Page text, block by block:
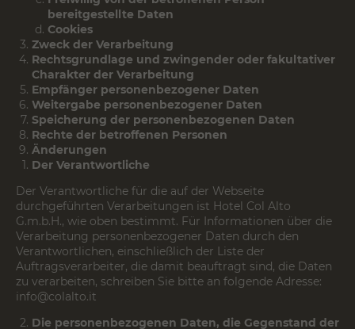
bereitgestellte Daten
Cookies
Zweck der Verarbeitung
Rechtsgrundlage und zwingender oder fakultativer
Charakter der Verarbeitung
Empfänger personenbezogener Daten
Weitergabe personenbezogener Daten
Speicherung der personenbezogenen Daten
Rechte der betroffenen Personen
Änderungen
Der Verantwortliche
Der Verantwortliche für die auf der Webseite
durchgeführten Verarbeitungen ist Hotel Col Alto
G.m.b.H., wie oben bestimmt. Für Informationen über die
Verarbeitung personenbezogener Daten durch den
Verantwortlichen, einschließlich der Liste der
Auftragsverarbeiter, die damit beauftragt sind, die Daten
zu verarbeiten, schreiben Sie bitte an folgende Adresse:
info@colalto.it
Die personenbezogenen Daten, die Gegenstand der